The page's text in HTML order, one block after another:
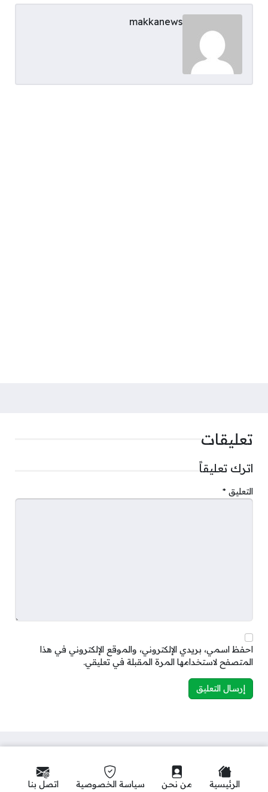
makkanews
تعليقات
اترك تعليقاً
التعليق *
احفظ اسمي، بريدي الإلكتروني، والموقع الإلكتروني في هذا
المتصفح لاستخدامها المرة المقبلة في تعليقي.
الرئيسية من نحن سياسة الخصوصية اتصل بنا